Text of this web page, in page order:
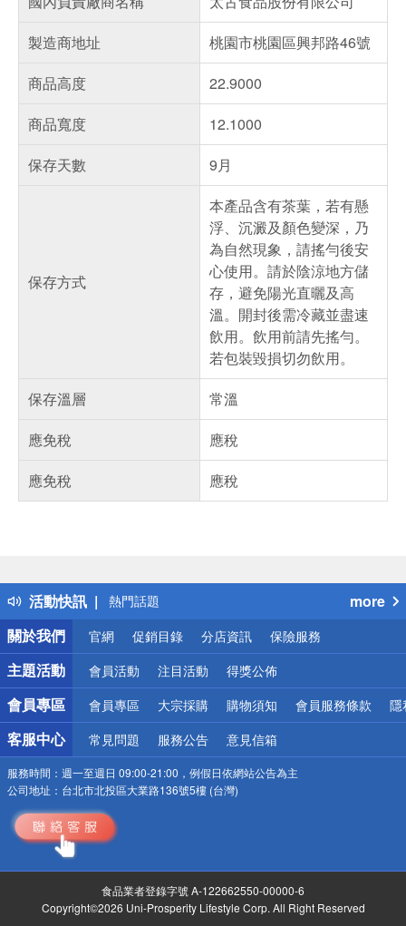
製造商地址
桃園市桃園區興邦路46號
商品高度
22.9000
商品寬度
12.1000
保存天數
9月
保存方式
本產品含有茶葉，若有懸
浮、沉澱及顏色變深，乃
為自然現象，請搖勻後安
心使用。請於陰涼地方儲
存，避免陽光直曬及高
溫。開封後需冷藏並盡速
飲用。飲用前請先搖勻。
若包裝毀損切勿飲用。
保存溫層
常溫
應免稅
應稅
應免稅
應稅
活動快訊
得獎公告
熱門話題
銀行優惠
偏遠地區配送
詐騙網頁！請小心！
more
關於我們
官網 促銷目錄 分店資訊 保險服務
主題活動 會員活動 注目活動 得獎公佈
會員專區 會員專區 大宗採購 購物須知 會員服務條款 隱
客服中心 常見問題 服務公告 意見信箱
服務時間： 週一至週日 09:00-21:00，例假日依網站公告為主
公司地址： 台北市北投區大業路136號5樓 (台灣)
食品業者登錄字號 A-122662550-00000-6
Copyright©2026 Uni-Prosperity Lifestyle Corp. All Right Reserved